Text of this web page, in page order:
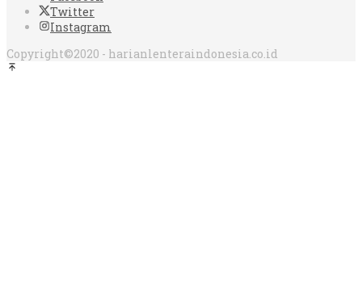
Twitter
Instagram
Copyright©2020 - harianlenteraindonesia.co.id